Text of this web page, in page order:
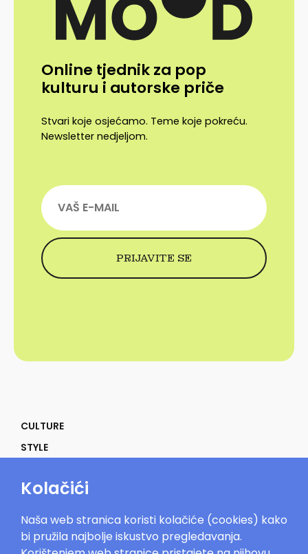
Online tjednik za pop
kulturu i autorske priče
Stvari koje osjećamo. Teme koje pokreću.
Newsletter nedjeljom.
CULTURE
STYLE
POWER
IN THE MOOD
Kolačići
Naša web stranica koristi kolačiće (cookies) kako
bi pružila najbolje iskustvo pregledavanja.